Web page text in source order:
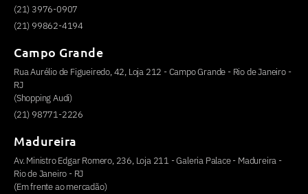
(21) 3976-0907
(21) 99862-4194
Campo Grande
Rua Aurélio de Figueiredo, 42, Loja 212 - Campo Grande - Rio de Janeiro -
RJ
(Shopping Audi)
(21) 98771-2226
Madureira
Av. Ministro Edgar Romero, 236, Loja 211 - Galeria Palace - Madureira -
Rio de Janeiro - RJ
(Em frente ao mercadão)